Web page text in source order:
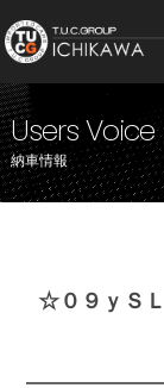
Users Voice
納車情報
☆０９ｙＳ